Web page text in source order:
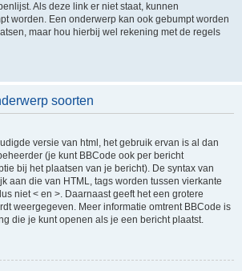
Als deze link er niet staat, kunnen
worden. Een onderwerp kan ook gebumpt worden
maar hou hierbij wel rekening met de regels
soorten
versie van html, het gebruik ervan is al dan
(je kunt BBCode ook per bericht
bij het plaatsen van je bericht). De syntax van
aan die van HTML, tags worden tussen vierkante
niet < en >. Daarnaast geeft het een grotere
weergegeven. Meer informatie omtrent BBCode is
die je kunt openen als je een bericht plaatst.